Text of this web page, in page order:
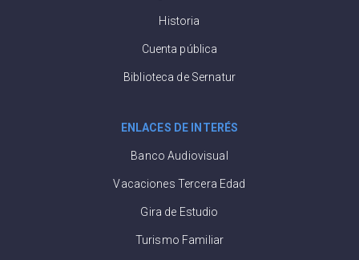
Historia
Cuenta pública
Biblioteca de Sernatur
ENLACES DE INTERÉS
Banco Audiovisual
Vacaciones Tercera Edad
Gira de Estudio
Turismo Familiar